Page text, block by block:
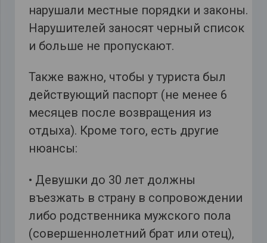
нарушали местные порядки и законы.
Нарушителей заносят черный список
и больше не пропускают.
Также важно, чтобы у туриста был
действующий паспорт (не менее 6
месяцев после возвращения из
отдыха). Кроме того, есть другие
нюансы:
• Девушки до 30 лет должны
въезжать в страну в сопровождении
либо родственника мужского пола
(совершеннолетний брат или отец),